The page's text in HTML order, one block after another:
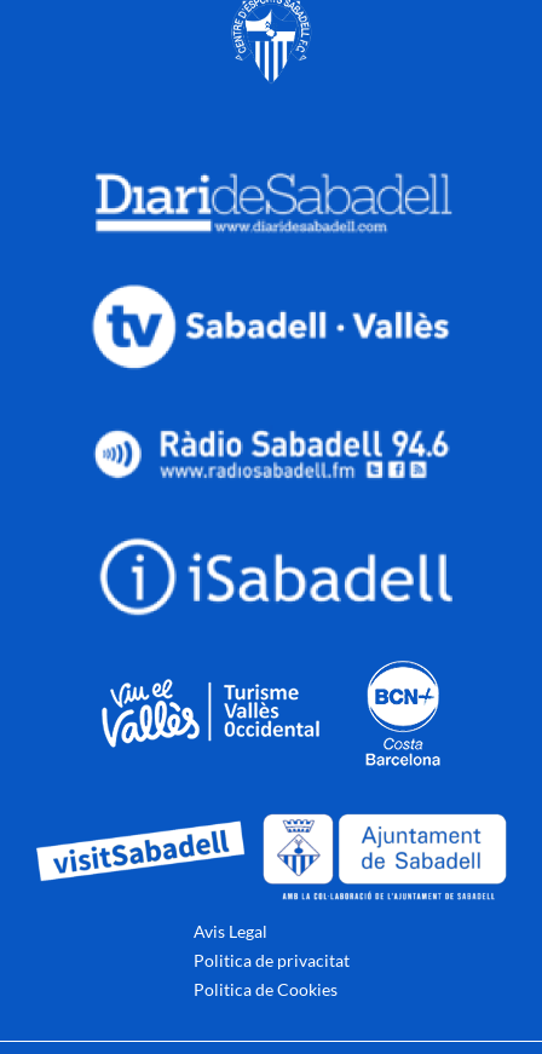
Avis Legal
Politica de privacitat
Politica de Cookies